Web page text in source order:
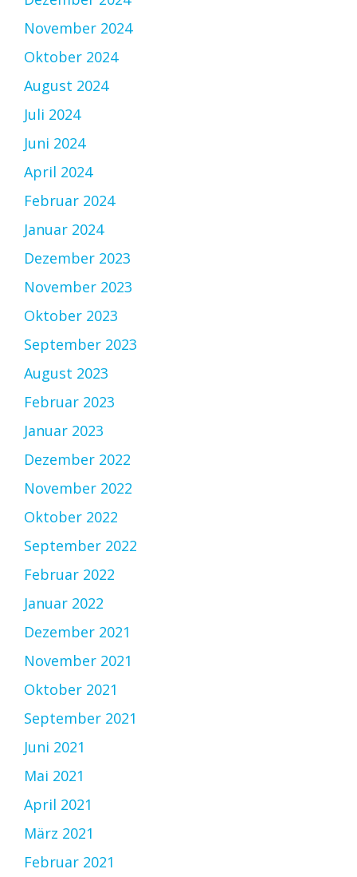
November 2024
Oktober 2024
August 2024
Juli 2024
Juni 2024
April 2024
Februar 2024
Januar 2024
Dezember 2023
November 2023
Oktober 2023
September 2023
August 2023
Februar 2023
Januar 2023
Dezember 2022
November 2022
Oktober 2022
September 2022
Februar 2022
Januar 2022
Dezember 2021
November 2021
Oktober 2021
September 2021
Juni 2021
Mai 2021
April 2021
März 2021
Februar 2021